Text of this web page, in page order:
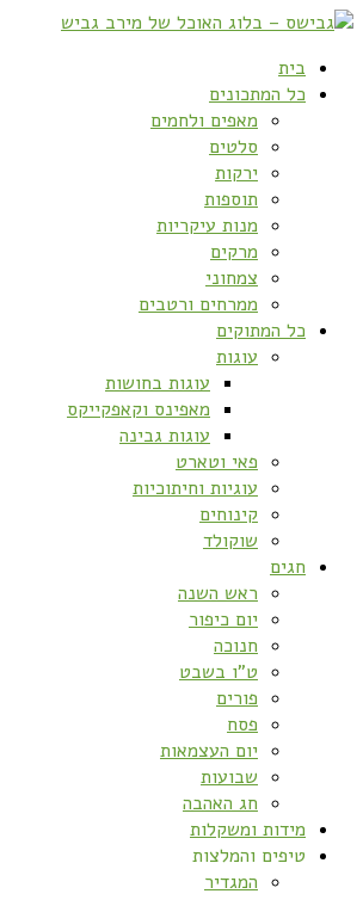
בית
כל המתכונים
מאפים ולחמים
סלטים
ירקות
תוספות
מנות עיקריות
מרקים
צמחוני
ממרחים ורטבים
כל המתוקים
עוגות
עוגות בחושות
מאפינס וקאפקייקס
עוגות גבינה
פאי וטארט
עוגיות וחיתוכיות
קינוחים
שוקולד
חגים
ראש השנה
יום כיפור
חנוכה
ט”ו בשבט
פורים
פסח
יום העצמאות
שבועות
חג האהבה
מידות ומשקלות
טיפים והמלצות
המגדיר